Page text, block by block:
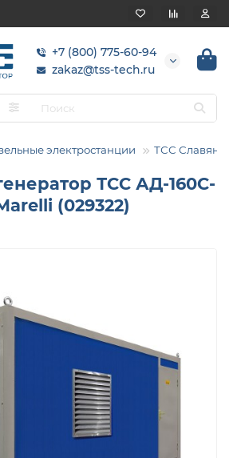
+7 (800) 775-60-94
zakaz@tss-tech.ru
электростанции ТСС
ТСС АД-160С-
(029322)